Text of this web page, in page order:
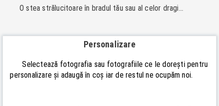
O stea strălucitoare în bradul tău sau al celor dragi...
Personalizare
Selectează fotografia sau fotografiile ce le dorești pentru
personalizare și adaugă în coș iar de restul ne ocupăm noi.